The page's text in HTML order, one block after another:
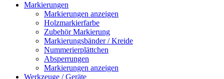
Markierungen
Markierungen anzeigen
Holzmarkierfarbe
Zubehör Markierung
Markierungsbänder / Kreide
Nummerierplättchen
Absperrungen
Markierungen anzeigen
Werkzeuge / Geräte